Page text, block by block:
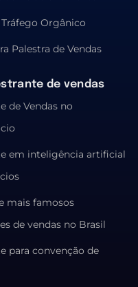
Orgânico
Palestra de Vendas
de vendas
de Vendas no
em inteligência artificial
mais famosos
de vendas no Brasil
para convenção de